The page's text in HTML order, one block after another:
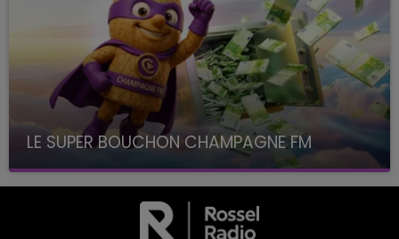
LE SUPER BOUCHON CHAMPAGNE FM
avec La Famille Champagne FM, à 8H10